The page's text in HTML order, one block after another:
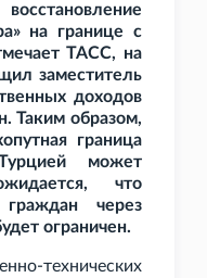
на границе с
ТАСС, на
заместитель
доходов
Таким образом,
граница
может
что
через
ограничен.
технических